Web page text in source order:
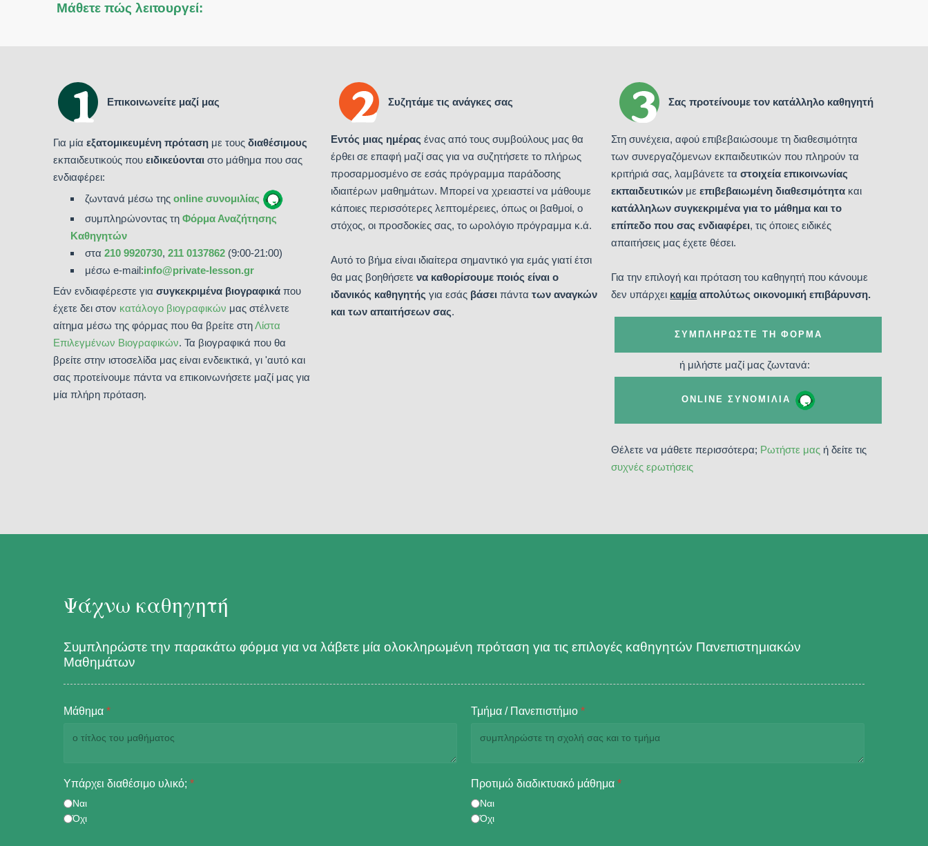
Μάθετε πώς λειτουργεί:
Επικοινωνείτε μαζί μας
Για μία εξατομικευμένη πρόταση με τους διαθέσιμους
εκπαιδευτικούς που ειδικεύονται στο μάθημα που σας
ενδιαφέρει:
ζωντανά μέσω της online συνομιλίας
συμπληρώνοντας τη Φόρμα Αναζήτησης
Καθηγητών
στα 210 9920730, 211 0137862 (9:00-21:00)
μέσω e-mail:info@private-lesson.gr
Εάν ενδιαφέρεστε για συγκεκριμένα βιογραφικά που
έχετε δει στον κατάλογο βιογραφικών μας στέλνετε
αίτημα μέσω της φόρμας που θα βρείτε στηΛίστα
Επιλεγμένων Βιογραφικών. Τα βιογραφικά που θα
βρείτε στην ιστοσελίδα μας είναι ενδεικτικά, γι 'αυτό και
σας προτείνουμε πάντα να επικοινωνήσετε μαζί μας για
μία πλήρη πρόταση.
Συζητάμε τις ανάγκες σας
Εντός μιας ημέρας ένας από τους συμβούλους μας θα
έρθει σε επαφή μαζί σας για να συζητήσετε το πλήρως
προσαρμοσμένο σε εσάς πρόγραμμα παράδοσης
ιδιαιτέρων μαθημάτων. Μπορεί να χρειαστεί να μάθουμε
κάποιες περισσότερες λεπτομέρειες, όπως οι βαθμοί, ο
στόχος, οι προσδοκίες σας, το ωρολόγιο πρόγραμμα κ.ά.
Αυτό το βήμα είναι ιδιαίτερα σημαντικό για εμάς γιατί έτσι
θα μας βοηθήσετενα καθορίσουμε ποιός είναι ο
ιδανικός καθηγητής για εσάς βάσει πάντα των αναγκών
και των απαιτήσεων σας.
Σας προτείνουμε τον κατάλληλο καθηγητή
Στη συνέχεια, αφού επιβεβαιώσουμε τη διαθεσιμότητα
των συνεργαζόμενων εκπαιδευτικών που πληρούν τα
κριτήριά σας, λαμβάνετε ταστοιχεία επικοινωνίας
εκπαιδευτικών μεεπιβεβαιωμένη διαθεσιμότητα και
κατάλληλων συγκεκριμένα για το μάθημα και το
επίπεδο που σας ενδιαφέρει, τις όποιες ειδικές
απαιτήσεις μας έχετε θέσει.
Για την επιλογή και πρόταση του καθηγητή που κάνουμε
δεν υπάρχει καμία απολύτως οικονομική επιβάρυνση.
ΣΥΜΠΛΗΡΏΣΤΕ ΤΗ ΦΌΡΜΑ
ή μιλήστε μαζί μας ζωντανά:
ONLINE ΣΥΝΟΜΙΛΊΑ
Θέλετε να μάθετε περισσότερα; Ρωτήστε μας ή δείτε τις
συχνές ερωτήσεις
Ψάχνω καθηγητή
Συμπληρώστε την παρακάτω φόρμα για να λάβετε μία ολοκληρωμένη πρόταση για τις επιλογές καθηγητών Πανεπιστημιακών
Μαθημάτων
Μάθημα * Τμήμα / Πανεπιστήμιο *
Υπάρχει διαθέσιμο υλικό; *
Ναι
Όχι
Προτιμώ διαδικτυακό μάθημα *
Ναι
Όχι